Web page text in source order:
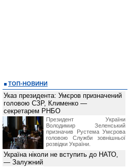
ТОП-НОВИНИ
Указ президента: Умєров призначений
головою СЗР, Клименко —
секретарем РНБО
Президент України
Володимир Зеленський
призначив Pустема Умєрова
головою Служби зовнішньої
розвідки України.
Україна ніколи не вступить до НАТО,
— Залужний